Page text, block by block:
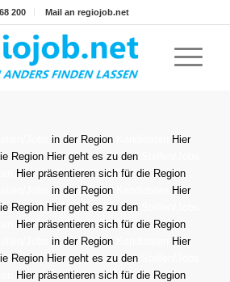
200 Mail an regiojob.net
in der Region
Hier
Region Hier geht es zu den
Hier präsentieren sich für die Region
in der Region
Hier
Region Hier geht es zu den
Hier präsentieren sich für die Region
in der Region
Hier
Region Hier geht es zu den
Hier präsentieren sich für die Region